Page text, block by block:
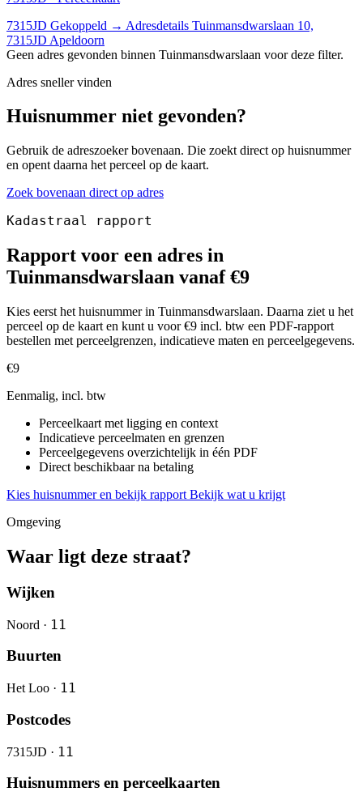
7315JD Gekoppeld → Adresdetails Tuinmansdwarslaan 10,
7315JD Apeldoorn
Geen adres gevonden binnen Tuinmansdwarslaan voor deze filter.
Adres sneller vinden
Huisnummer niet gevonden?
Gebruik de adreszoeker bovenaan. Die zoekt direct op huisnummer
en opent daarna het perceel op de kaart.
Zoek bovenaan direct op adres
Kadastraal rapport
Rapport voor een adres in
Tuinmansdwarslaan vanaf €9
Kies eerst het huisnummer in Tuinmansdwarslaan. Daarna ziet u het
perceel op de kaart en kunt u voor €9 incl. btw een PDF-rapport
bestellen met perceelgrenzen, indicatieve maten en perceelgegevens.
€9
Eenmalig, incl. btw
Perceelkaart met ligging en context
Indicatieve perceelmaten en grenzen
Perceelgegevens overzichtelijk in één PDF
Direct beschikbaar na betaling
Kies huisnummer en bekijk rapport Bekijk wat u krijgt
Omgeving
Waar ligt deze straat?
Wijken
Noord · 11
Buurten
Het Loo · 11
Postcodes
7315JD · 11
Huisnummers en perceelkaarten